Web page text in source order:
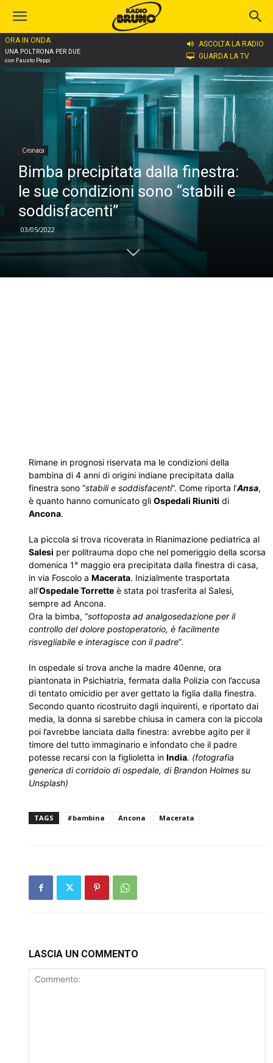
ORA IN ONDA
UNA POLTRONA PER DUE
con Fausto Peppi
ASCOLTA LA RADIO
GUARDA LA TV
Home
Cronaca
Bimba precipitata dalla finestra:
le sue condizioni sono “stabili e
soddisfacenti”
03/05/2022
Rimane in prognosi riservata ma le condizioni della
bambina di 4 anni di origini indiane precipitata dalla
finestra sono “stabili e soddisfacenti”. Come riporta l’Ansa,
è quanto hanno comunicato gli Ospedali Riuniti di
Ancona.
La piccola si trova ricoverata in Rianimazione pediatrica al
Salesi per politrauma dopo che nel pomeriggio della scorsa
domenica 1° maggio era precipitata dalla finestra di casa,
in via Foscolo a Macerata. Inizialmente trasportata
all’Ospedale Torrette è stata poi trasferita al Salesi,
sempre ad Ancona.
Ora la bimba, “sottoposta ad analgosedazione per il
controllo del dolore postoperatorio, è facilmente
risvegliabile e interagisce con il padre”.
In ospedale si trova anche la madre 40enne, ora
piantonata in Psichiatria, fermata dalla Polizia con l’accusa
di tentato omicidio per aver gettato la figlia dalla finestra.
Secondo quanto ricostruito dagli inquirenti, e riportato dai
media, la donna si sarebbe chiusa in camera con la piccola
poi l’avrebbe lanciata dalla finestra: avrebbe agito per il
timore del tutto immaginario e infondato che il padre
potesse recarsi con la figlioletta in India. (fotografia
generica di corridoio di ospedale, di Brandon Holmes su
Unsplash)
TAGS #bambina Ancona Macerata
LASCIA UN COMMENTO